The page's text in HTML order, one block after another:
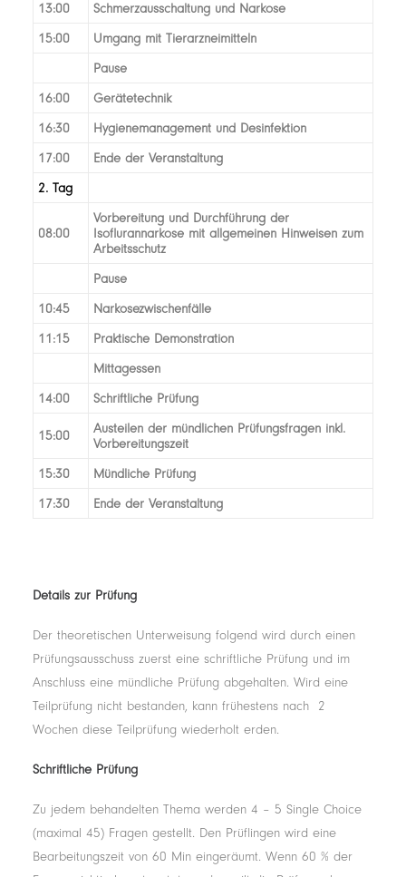
13:00
Schmerzausschaltung und Narkose
15:00
Umgang mit Tierarzneimitteln
Pause
16:00
Gerätetechnik
16:30
Hygienemanagement und Desinfektion
17:00
Ende der Veranstaltung
2. Tag
08:00
Vorbereitung und Durchführung der
Isoflurannarkose mit allgemeinen Hinweisen zum
Arbeitsschutz
Pause
10:45
Narkosezwischenfälle
11:15
Praktische Demonstration
Mittagessen
14:00
Schriftliche Prüfung
15:00
Austeilen der mündlichen Prüfungsfragen inkl.
Vorbereitungszeit
15:30
Mündliche Prüfung
17:30
Ende der Veranstaltung
Details zur Prüfung
Der theoretischen Unterweisung folgend wird durch einen
Prüfungsausschuss zuerst eine schriftliche Prüfung und im
Anschluss eine mündliche Prüfung abgehalten. Wird eine
Teilprüfung nicht bestanden, kann frühestens nach 2
Wochen diese Teilprüfung wiederholt erden.
Schriftliche Prüfung
Zu jedem behandelten Thema werden 4 – 5 Single Choice
(maximal 45) Fragen gestellt. Den Prüflingen wird eine
Bearbeitungszeit von 60 Min eingeräumt. Wenn 60 % der